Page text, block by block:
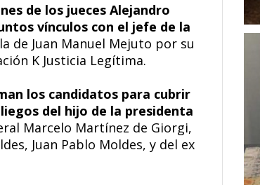
de los jueces Alejandro
vínculos con el jefe de la
de Juan Manuel Mejuto por su
K Justicia Legítima.
los candidatos para cubrir
del hijo de la presidenta
Marcelo Martínez de Giorgi,
Juan Pablo Moldes, y del ex